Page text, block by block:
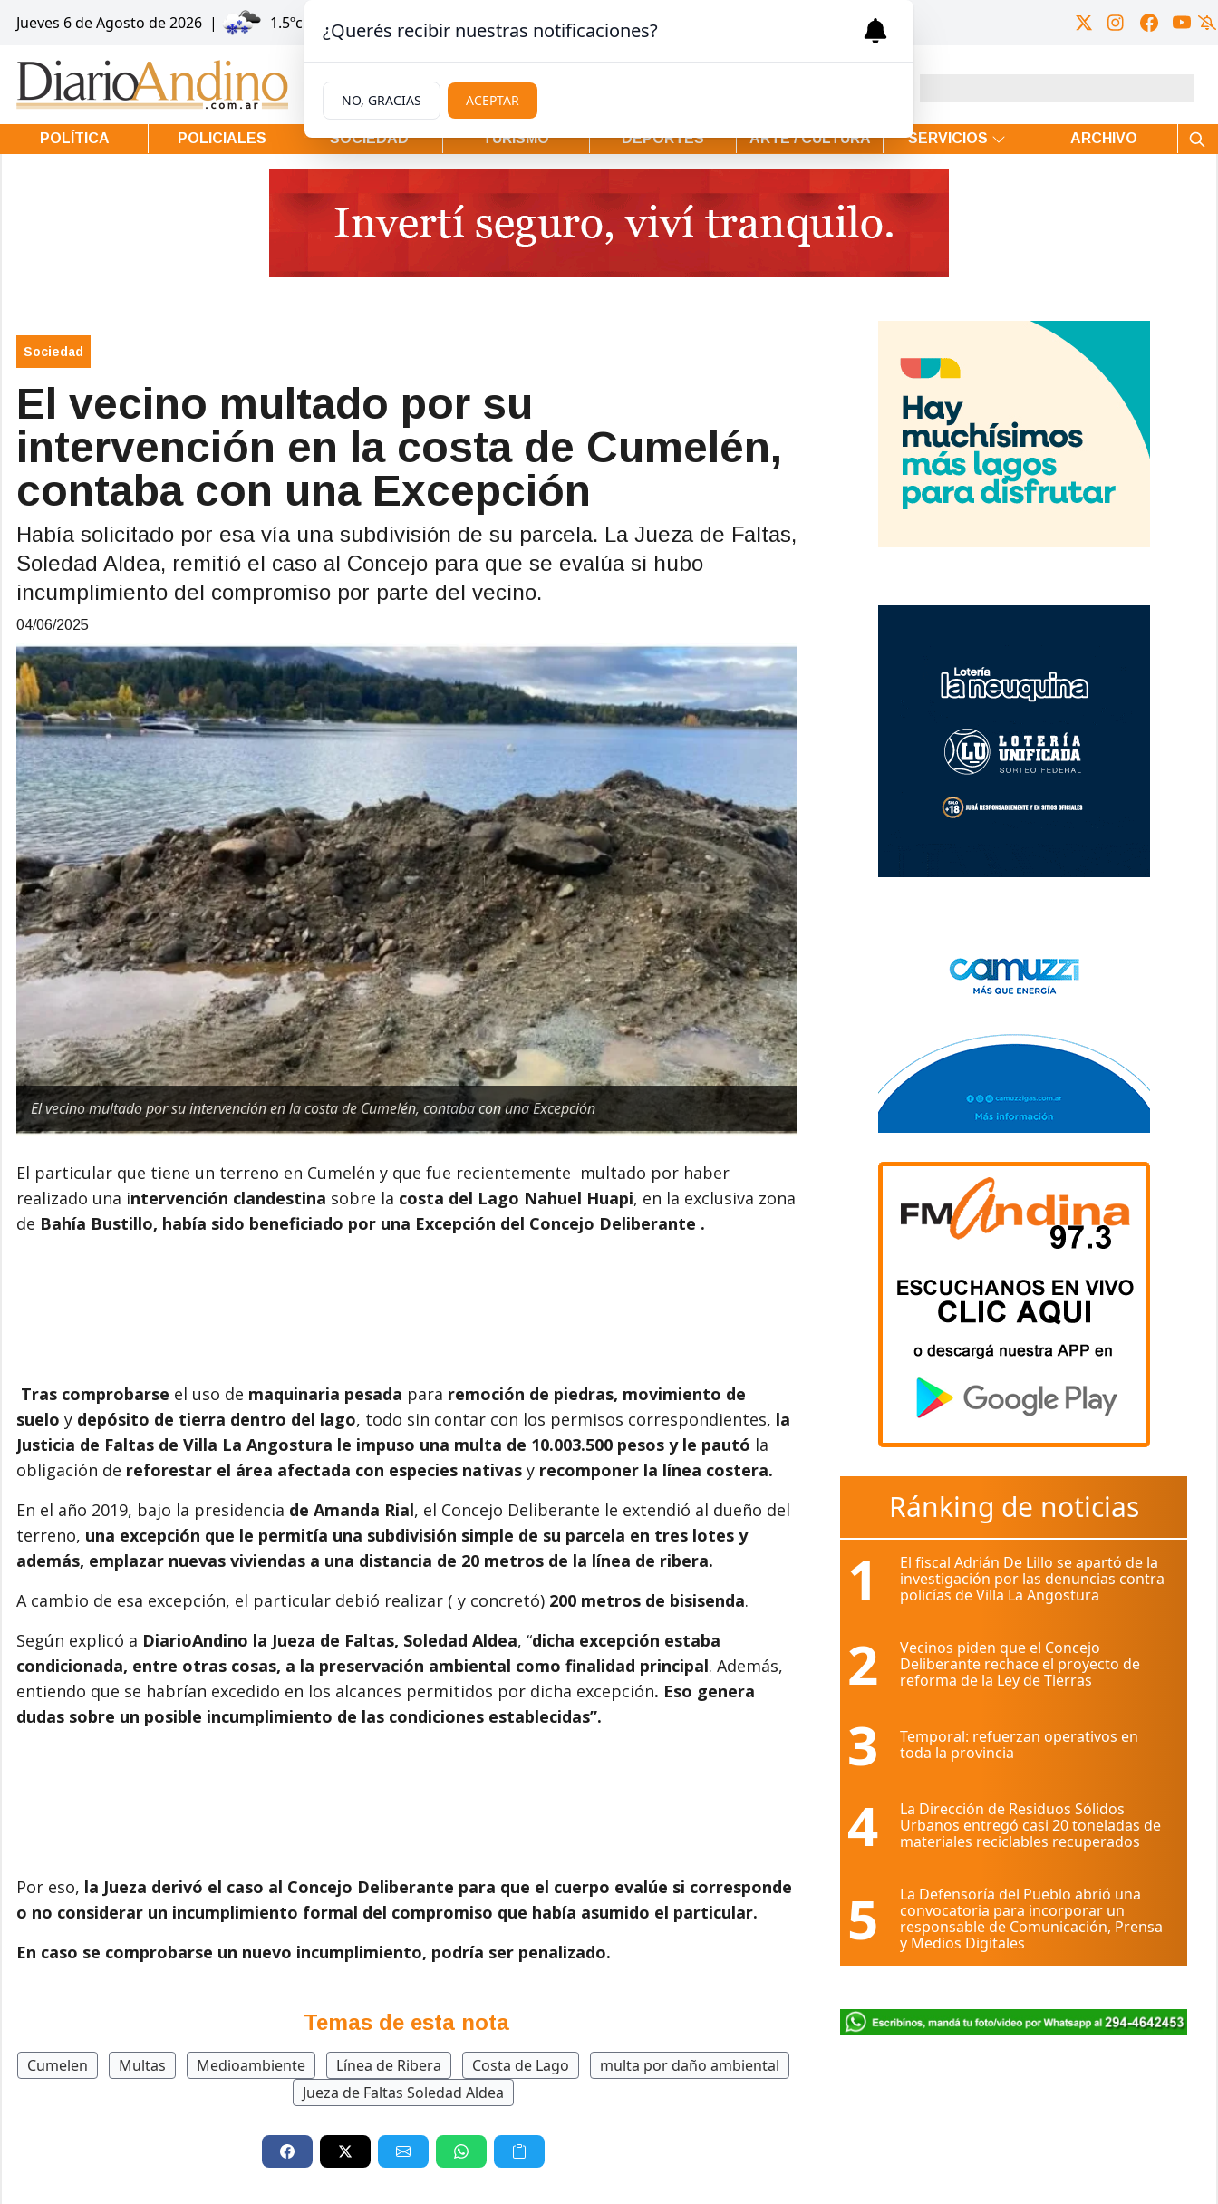
Jueves 6deAgosto de 2026 | 1.5ºc | Villa la Angostura
POLÍTICA POLICIALES SOCIEDAD TURISMO DEPORTES ARTE / CULTURA SERVICIOS ARCHIVO
Sociedad
El vecino multado por su
intervención en la costa de Cumelén,
contaba con una Excepción
Había solicitado por esa vía una subdivisión de su parcela. La Jueza de Faltas,
Soledad Aldea, remitió el caso al Concejo para que se evalúa si hubo
incumplimiento del compromiso por parte del vecino.
04/06/2025
El vecino multado por su intervención en la costa de Cumelén, contaba con una Excepción
El particular que tiene un terreno en Cumelén y que fue recientemente multado por haber
realizado una intervención clandestina sobre la costa del Lago Nahuel Huapi, en la exclusiva zona
de Bahía Bustillo, había sido beneficiado por una Excepción del Concejo Deliberante .
Tras comprobarse el uso de maquinaria pesada para remoción de piedras, movimiento de
suelo y depósito de tierra dentro del lago, todo sin contar con los permisos correspondientes, la
Justicia de Faltas de Villa La Angostura le impuso una multa de 10.003.500 pesos y le pautó la
obligación de reforestar el área afectada con especies nativas y recomponer la línea costera.
En el año 2019, bajo la presidencia de Amanda Rial, el Concejo Deliberante le extendió al dueño del
terreno, una excepción que le permitía una subdivisión simple de su parcela en tres lotes y
además, emplazar nuevas viviendas a una distancia de 20 metros de la línea de ribera.
A cambio de esa excepción, el particular debió realizar ( y concretó) 200 metros de bisisenda.
Según explicó a DiarioAndino la Jueza de Faltas, Soledad Aldea, “dicha excepción estaba
condicionada, entre otras cosas, a la preservación ambiental como finalidad principal. Además,
entiendo que se habrían excedido en los alcances permitidos por dicha excepción. Eso genera
dudas sobre un posible incumplimiento de las condiciones establecidas”.
Por eso, la Jueza derivó el caso al Concejo Deliberante para que el cuerpo evalúe si corresponde
o no considerar un incumplimiento formal del compromiso que había asumido el particular.
En caso se comprobarse un nuevo incumplimiento, podría ser penalizado.
Temas de esta nota
Cumelen Multas Medioambiente Línea de Ribera Costa de Lago
multa por daño ambiental
Jueza de Faltas Soledad Aldea
Ránking de noticias
1
El fiscal Adrián De Lillo se apartó de la
investigación por las denuncias contra
policías de Villa La Angostura
2
Vecinos piden que el Concejo
Deliberante rechace el proyecto de
reforma de la Ley de Tierras
3
Temporal: refuerzan operativos en
toda la provincia
4
La Dirección de Residuos Sólidos
Urbanos entregó casi 20 toneladas de
materiales reciclables recuperados
5
La Defensoría del Pueblo abrió una
convocatoria para incorporar un
responsable de Comunicación, Prensa
y Medios Digitales
¿Querés recibir nuestras notificaciones?
NO, GRACIAS ACEPTAR